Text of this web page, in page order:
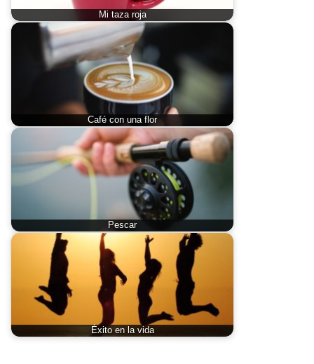
Mi taza roja
Café con una flor
Pescar
Éxito en la vida